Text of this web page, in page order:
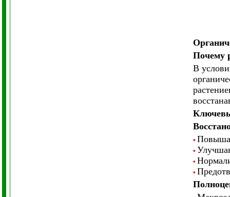
Почему
В
•
•
•
•